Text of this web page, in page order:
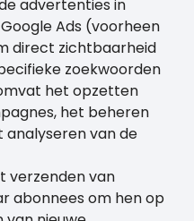
advertenties in
Ads (voorheen
direct zichtbaarheid
zoekwoorden
het opzetten
het beheren
analyseren van de
verzenden van
abonnees om hen op